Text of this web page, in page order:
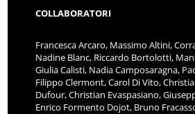
COLLABORATORI
Francesca Arcaro, Massimo Altini,
Nadine Blanc, Riccardo Bortolotti,
Giulia Calisti, Nadia Camposaragna,
Filippo Clermont, Carol Di Vito,
Dufour, Christian Evaspasiano,
Enrico Formento Dojot, Bruno